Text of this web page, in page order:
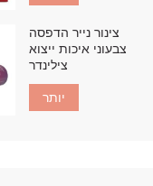
צינור נייר הדפסה
צבעוני איכות ייצוא
צילינדר
יותר